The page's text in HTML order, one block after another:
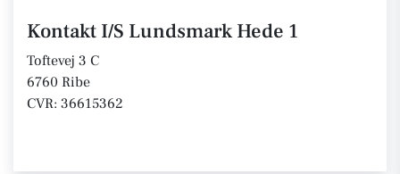
Kontakt I/S Lundsmark Hede 1
Toftevej 3 C
6760 Ribe
CVR: 36615362